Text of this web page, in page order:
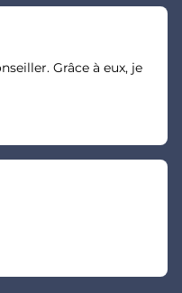
Grâce à eux, je